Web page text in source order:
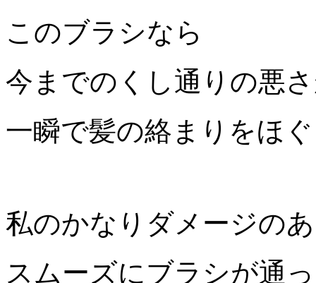
このブラシなら
今までのくし通りの悪
一瞬で髪の絡まりをほ
私のかなりダメージの
スムーズにブラシが通